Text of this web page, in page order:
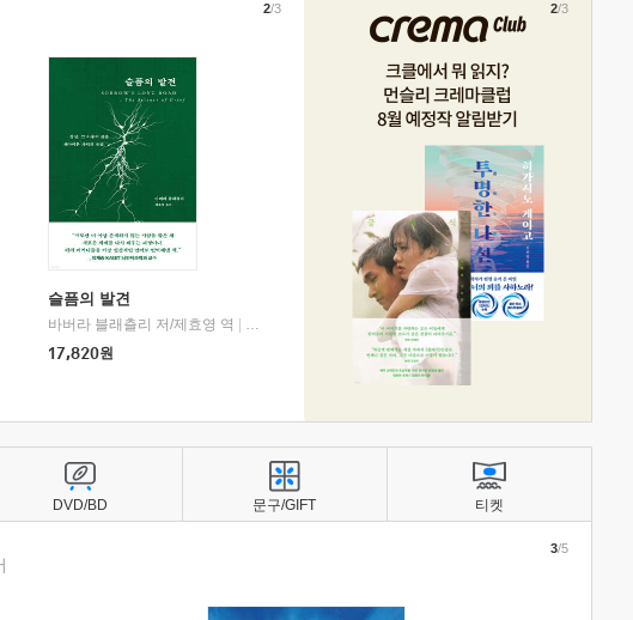
슬픔의 발견
바버라 블래츨리 저/제효영 역
디플롯
17,820원
2/3 2/3
3/5
DVD/BD 문구/GIFT 티켓